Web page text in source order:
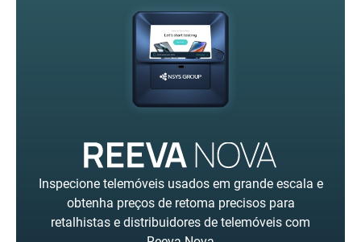
Inspecione telemóveis usados em grande escala e
obtenha preços de retoma precisos para
retalhistas e distribuidores de telemóveis com